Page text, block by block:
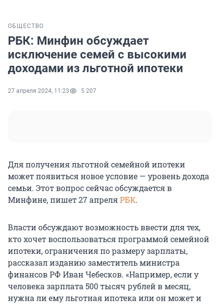
ОБЩЕСТВО
РБК: Минфин обсуждает
исключение семей с высокими
доходами из льготной ипотеки
27 апреля 2024, 11:23 5 207
Для получения льготной семейной ипотеки
может появиться новое условие — уровень дохода
семьи. Этот вопрос сейчас обсуждается в
Минфине, пишет 27 апреляРБК.
Власти обсуждают возможность ввести для тех,
кто хочет воспользоваться программой семейной
ипотеки, ограничения по размеру зарплаты,
рассказал изданию заместитель министра
финансов РФ Иван Чебесков. «Например, если у
человека зарплата 500 тысяч рублей в месяц,
нужна ли ему льготная ипотека или он может и